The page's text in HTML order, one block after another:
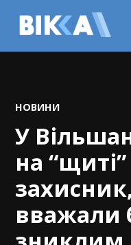
POSTED
НОВИНИ
У
на
вважали